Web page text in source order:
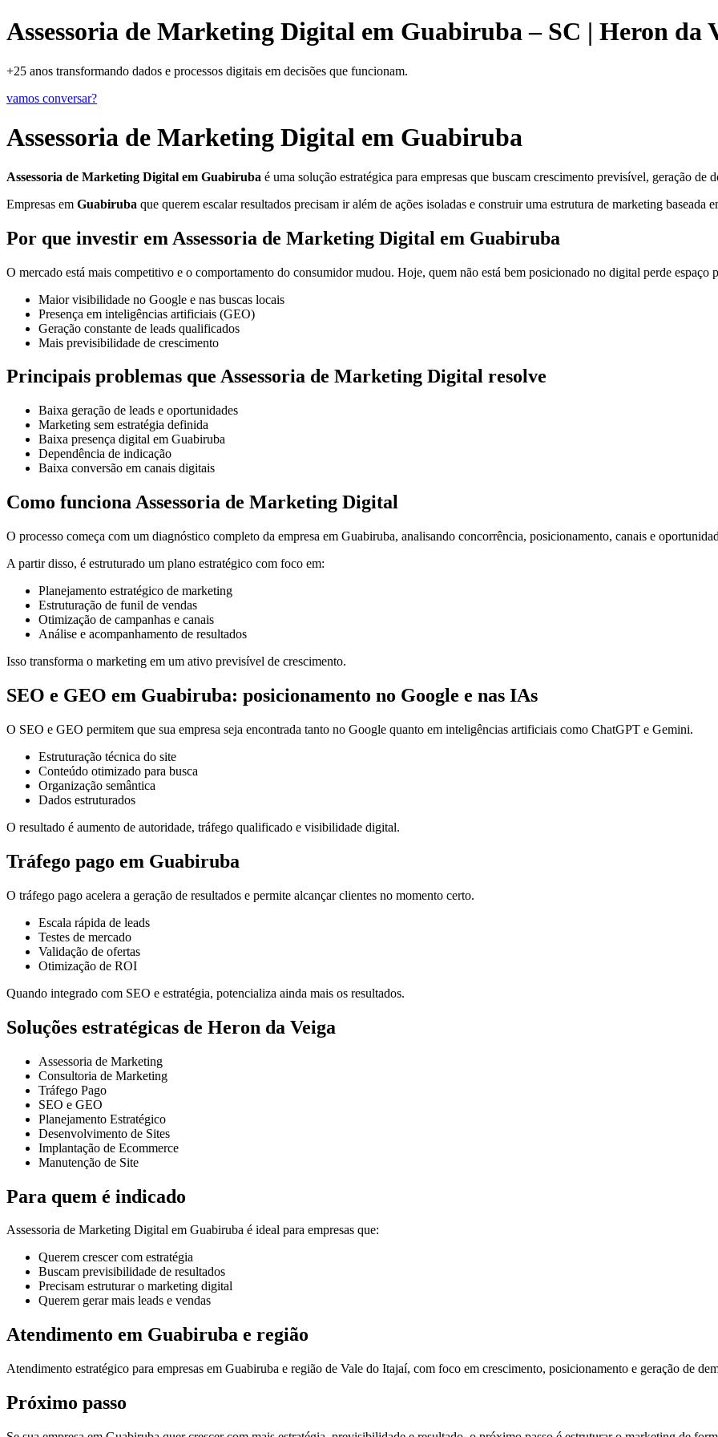
Assessoria de Marketing Digital em Guabiruba – SC | Heron da
+25 anos transformando dados e processos digitais em decisões que funcionam.
vamos conversar?
Assessoria de Marketing Digital em Guabiruba
Assessoria de Marketing Digital em Guabiruba é uma solução estratégica para empresas que buscam crescimento previsível, geração de
Empresas em Guabiruba que querem escalar resultados precisam ir além de ações isoladas e construir uma estrutura de marketing baseada
Por que investir em Assessoria de Marketing Digital em Guabiruba
O mercado está mais competitivo e o comportamento do consumidor mudou. Hoje, quem não está bem posicionado no digital perde espaço
Maior visibilidade no Google e nas buscas locais
Presença em inteligências artificiais (GEO)
Geração constante de leads qualificados
Mais previsibilidade de crescimento
Principais problemas que Assessoria de Marketing Digital resolve
Baixa geração de leads e oportunidades
Marketing sem estratégia definida
Baixa presença digital em Guabiruba
Dependência de indicação
Baixa conversão em canais digitais
Como funciona Assessoria de Marketing Digital
O processo começa com um diagnóstico completo da empresa em Guabiruba, analisando concorrência, posicionamento, canais e
A partir disso, é estruturado um plano estratégico com foco em:
Planejamento estratégico de marketing
Estruturação de funil de vendas
Otimização de campanhas e canais
Análise e acompanhamento de resultados
Isso transforma o marketing em um ativo previsível de crescimento.
SEO e GEO em Guabiruba: posicionamento no Google e nas IAs
O SEO e GEO permitem que sua empresa seja encontrada tanto no Google quanto em inteligências artificiais como ChatGPT e Gemini.
Estruturação técnica do site
Conteúdo otimizado para busca
Organização semântica
Dados estruturados
O resultado é aumento de autoridade, tráfego qualificado e visibilidade digital.
Tráfego pago em Guabiruba
O tráfego pago acelera a geração de resultados e permite alcançar clientes no momento certo.
Escala rápida de leads
Testes de mercado
Validação de ofertas
Otimização de ROI
Quando integrado com SEO e estratégia, potencializa ainda mais os resultados.
Soluções estratégicas de Heron da Veiga
Assessoria de Marketing
Consultoria de Marketing
Tráfego Pago
SEO e GEO
Planejamento Estratégico
Desenvolvimento de Sites
Implantação de Ecommerce
Manutenção de Site
Para quem é indicado
Assessoria de Marketing Digital em Guabiruba é ideal para empresas que:
Querem crescer com estratégia
Buscam previsibilidade de resultados
Precisam estruturar o marketing digital
Querem gerar mais leads e vendas
Atendimento em Guabiruba e região
Atendimento estratégico para empresas em Guabiruba e região de Vale do Itajaí, com foco em crescimento, posicionamento e geração de
Próximo passo